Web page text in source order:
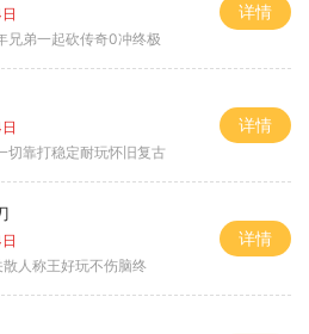
兄弟一起砍传奇0冲终极
详情
切靠打稳定耐玩怀旧复古
详情
人称王好玩不伤脑终
详情